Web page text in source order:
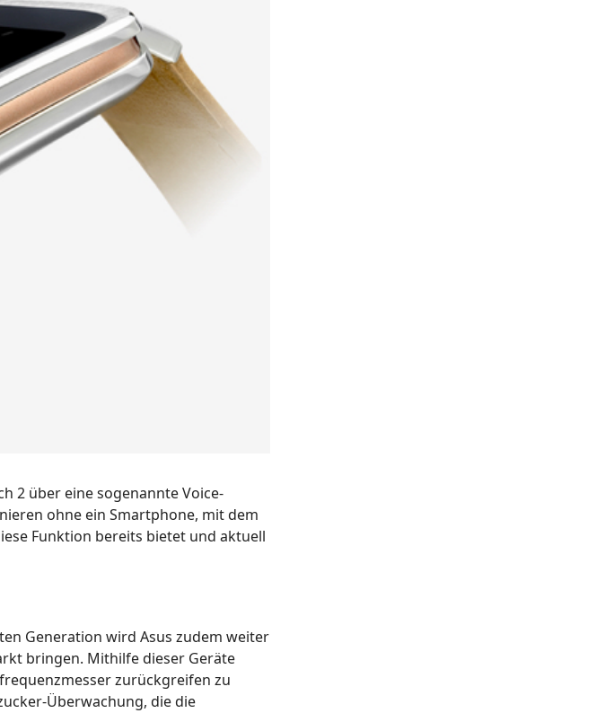
2 über eine sogenannte Voice-
ohne ein Smartphone, mit dem
Funktion bereits bietet und aktuell
Generation wird Asus zudem weiter
bringen. Mithilfe dieser Geräte
zurückgreifen zu
Überwachung, die die